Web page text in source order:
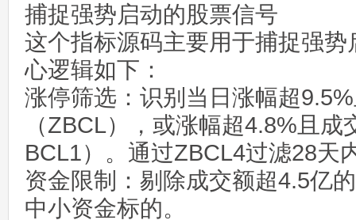
捕捉强势启动的股票信号
这个指标源码主要用于捕捉强
心逻辑如下：
涨停筛选：识别当日涨幅超
（ZBCL），或涨幅超4.8%且
BCL1）。通过ZBCL4过滤28天
资金限制：剔除成交额超4.5亿
中小资金标的。